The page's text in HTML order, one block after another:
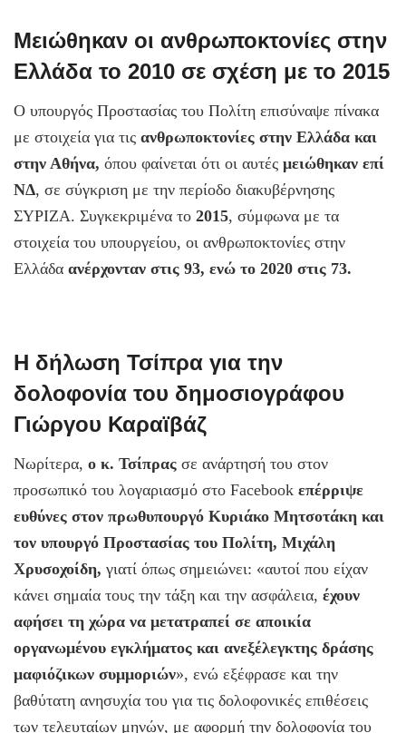
Μειώθηκαν οι ανθρωποκτονίες στην
Ελλάδα το 2010 σε σχέση με το 2015
O υπουργός Προστασίας του Πολίτη επισύναψε πίνακα
με στοιχεία για τις ανθρωποκτονίες στην Ελλάδα και
στην Αθήνα, όπου φαίνεται ότι oι αυτές μειώθηκαν επί
ΝΔ, σε σύγκριση με την περίοδο διακυβέρνησης
ΣΥΡΙΖΑ. Συγκεκριμένα το 2015, σύμφωνα με τα
στοιχεία του υπουργείου, οι ανθρωποκτονίες στην
Ελλάδα ανέρχονταν στις 93, ενώ το 2020 στις 73.
Η δήλωση Τσίπρα για την
δολοφονία του δημοσιογράφου
Γιώργου Καραϊβάζ
Νωρίτερα, ο κ. Τσίπρας σε ανάρτησή του στον
προσωπικό του λογαριασμό στο Facebook επέρριψε
ευθύνες στον πρωθυπουργό Κυριάκο Μητσοτάκη και
τον υπουργό Προστασίας του Πολίτη, Μιχάλη
Χρυσοχοίδη, γιατί όπως σημειώνει: «αυτοί που είχαν
κάνει σημαία τους την τάξη και την ασφάλεια, έχουν
αφήσει τη χώρα να μετατραπεί σε αποικία
οργανωμένου εγκλήματος και ανεξέλεγκτης δράσης
μαφιόζικων συμμοριών», ενώ εξέφρασε και την
βαθύτατη ανησυχία του για τις δολοφονικές επιθέσεις
των τελευταίων μηνών, με αφορμή την δολοφονία του